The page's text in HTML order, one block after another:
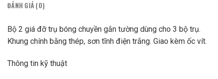
ĐÁNH GIÁ (0)
Bộ 2 giá đỡ trụ bóng chuyền gắn tường dùng cho 3 bộ trụ.
Khung chính bằng thép, sơn tĩnh điện trắng. Giao kèm ốc vít.
Thông tin kỹ thuật